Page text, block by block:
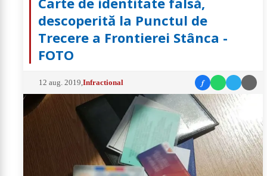
descoperită la Punctul de
Trecere a Frontierei Stânca -
FOTO
12 aug. 2019 ,Infractional f